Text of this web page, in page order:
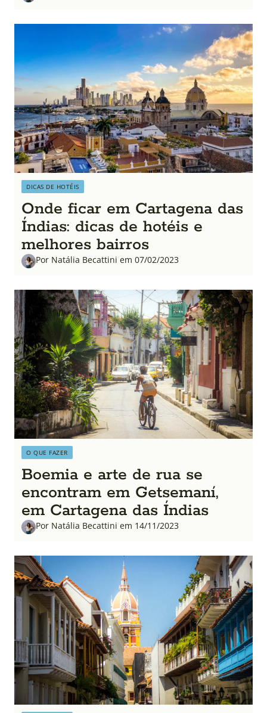
DICAS DE HOTÉIS
Onde ficar em Cartagena das
Índias: dicas de hotéis e
melhores bairros
Por Natália Becattini em 07/02/2023
O QUE FAZER
Boemia e arte de rua se
encontram em Getsemaní,
em Cartagena das Índias
Por Natália Becattini em 14/11/2023